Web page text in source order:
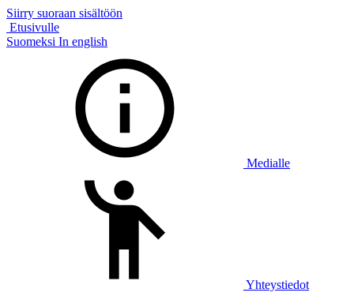
Siirry suoraan sisältöön
Etusivulle
Suomeksi In english
Medialle
Yhteystiedot